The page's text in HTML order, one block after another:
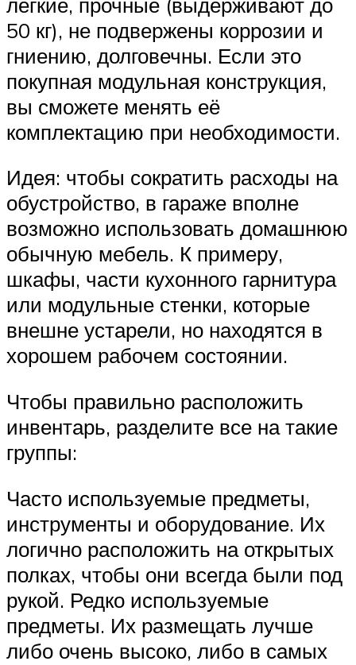
50 кг), не подвержены коррозии и
гниению, долговечны. Если это
покупная модульная конструкция,
вы сможете менять её
комплектацию при необходимости.
Идея: чтобы сократить расходы на
обустройство, в гараже вполне
возможно использовать домашнюю
обычную мебель. К примеру,
шкафы, части кухонного гарнитура
или модульные стенки, которые
внешне устарели, но находятся в
хорошем рабочем состоянии.
Чтобы правильно расположить
инвентарь, разделите все на такие
группы:
Часто используемые предметы,
инструменты и оборудование. Их
логично расположить на открытых
полках, чтобы они всегда были под
рукой. Редко используемые
предметы. Их размещать лучше
либо очень высоко, либо в самых